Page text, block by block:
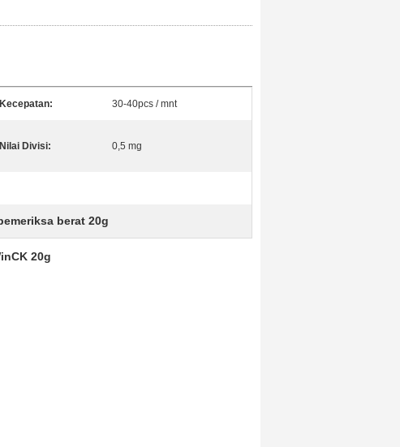
Kecepatan: 30-40pcs / mnt
Nilai Divisi: 0,5 mg
berat 20g
20g